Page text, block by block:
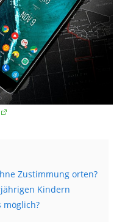
Zustimmung orten?
Kindern
möglich?